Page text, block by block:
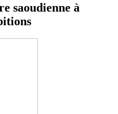
saoudienne à